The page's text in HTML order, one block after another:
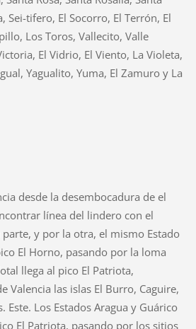
Sei-tifero, El Socorro, El Terrón, El
Los Toros, Vallecito, Valle
El Vidrio, El Viento, La Violeta,
Yagualito, Yuma, El Zamuro y La
desde la desembocadura de el
línea del lindero con el
parte, y por la otra, el mismo Estado
El Horno, pasando por la loma
llega al pico El Patriota,
Valencia las islas El Burro, Caguire,
Este. Los Estados Aragua y Guárico
El Patriota, pasando por los sitios